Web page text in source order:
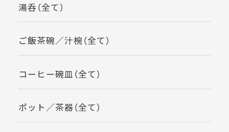
湯呑（全て）
ご飯茶碗／汁椀（全て）
コーヒー碗皿（全て）
ポット／茶器（全て）